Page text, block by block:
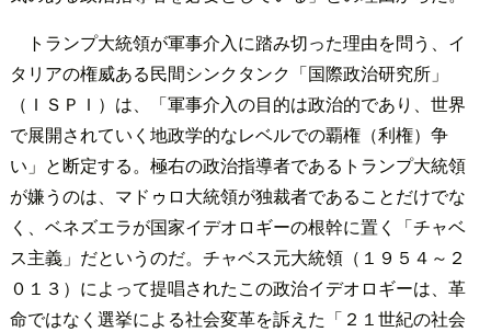
トランプ大統領が軍事介入に踏み切った理由を問う、イ
タリアの権威ある民間シンクタンク「国際政治研究所」
（ＩＳＰＩ）は、「軍事介入の目的は政治的であり、世界
で展開されていく地政学的なレベルでの覇権（利権）争
い」と断定する。極右の政治指導者であるトランプ大統領
が嫌うのは、マドゥロ大統領が独裁者であることだけでな
く、ベネズエラが国家イデオロギーの根幹に置く「チャベ
ス主義」だというのだ。チャベス元大統領（１９５４～２
０１３）によって提唱されたこの政治イデオロギーは、革
命ではなく選挙による社会変革を訴えた「２１世紀の社会